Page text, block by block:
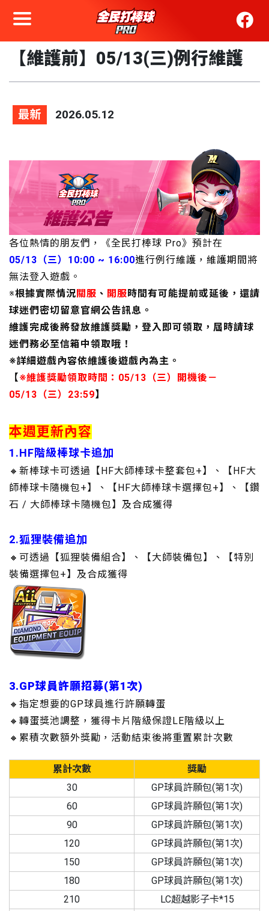
【維護前】05/13(三)例行維護
最新 2026.05.12
各位熱情的朋友們，《全民打棒球 Pro》預計在
05/13（三）10:00 ~ 16:00進行例行維護，維護期間將
無法登入遊戲。
※根據實際情況 關服 、 開服時間有可能提前或延後，還請
球迷們密切留意官網公告訊息。
維護完成後將發放維護獎勵，登入即可領取，屆時請球
迷們務必至信箱中領取哦！
※詳細遊戲內容依維護後遊戲內為主。
【 ※維護獎勵領取時間：05/13（三）開機後－
05/13（三）23:59】
本週更新內容
1.HF階級棒球卡追加
🔸新棒球卡可透過【HF大師棒球卡整套包+】、【HF大
師棒球卡隨機包+】、【HF大師棒球卡選擇包+】、【鑽
石 / 大師棒球卡隨機包】及合成獲得
2.狐狸裝備追加
🔸可透過【狐狸裝備組合】、【大師裝備包】、【特別
裝備選擇包+】及合成獲得
3.GP球員許願招募(第1次)
🔸指定想要的GP球員進行許願轉蛋
🔸轉蛋獎池調整，獲得卡片階級保證LE階級以上
🔸累積次數額外獎勵，活動結束後將重置累計次數
累計次數
獎勵
30
GP球員許願包(第1次)
60
GP球員許願包(第1次)
90
GP球員許願包(第1次)
120
GP球員許願包(第1次)
150
GP球員許願包(第1次)
180
GP球員許願包(第1次)
210
LC超越影子卡*15